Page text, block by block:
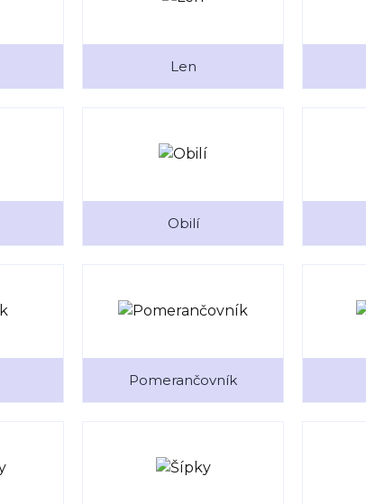
Len
Obilí
Pomerančovník